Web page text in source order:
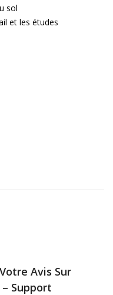
sol
et les études
Avis Sur
Support